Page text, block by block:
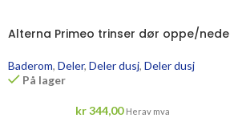
Alterna Primeo trinser dør oppe/nede
Baderom, Deler, Deler dusj, Deler dusj
På lager
kr344,00 Herav mva